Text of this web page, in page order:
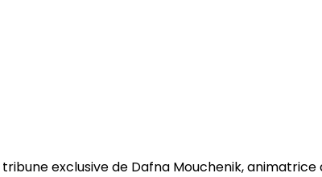
exclusive de Dafna Mouchenik,